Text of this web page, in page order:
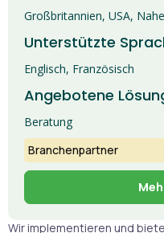
Wir implementieren und
Großbritannien, USA,
Unterstützte
Englisch, Französisch
Angebotene
Beratung
Branchenpartner